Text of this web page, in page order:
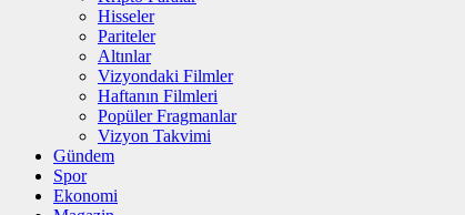
Hisseler
Pariteler
Altınlar
Vizyondaki Filmler
Haftanın Filmleri
Popüler Fragmanlar
Vizyon Takvimi
Gündem
Spor
Ekonomi